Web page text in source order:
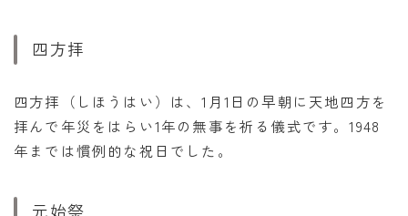
四方拝
四方拝（しほうはい）は、1月1日の早朝に天地四方を
拝んで年災をはらい1年の無事を祈る儀式です。1948
年までは慣例的な祝日でした。
元始祭